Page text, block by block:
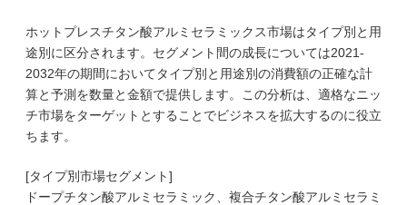
ホットプレスチタン酸アルミセラミックス市場はタイプ別と用
途別に区分されます。セグメント間の成長については2021-
2032年の期間においてタイプ別と用途別の消費額の正確な計
算と予測を数量と金額で提供します。この分析は、適格なニッ
チ市場をターゲットとすることでビジネスを拡大するのに役立
ちます。
[タイプ別市場セグメント]
ドープチタン酸アルミセラミック、複合チタン酸アルミセラミ